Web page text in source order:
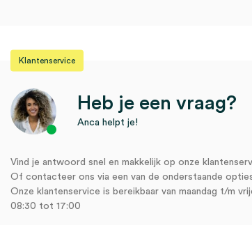
Klantenservice
Heb je een vraag?
Anca helpt je!
Vind je antwoord snel en makkelijk op onze
Of contacteer ons via een van de onderstaande
Onze klantenservice is bereikbaar van maandag t/m
08:30 tot 17:00